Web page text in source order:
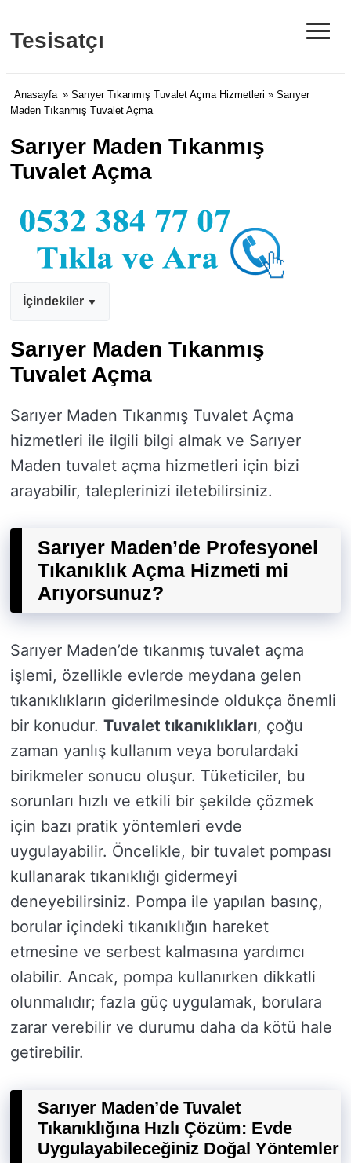
Tesisatçı ≡
Anasayfa » Sarıyer Tıkanmış Tuvalet Açma Hizmetleri » Sarıyer
Maden Tıkanmış Tuvalet Açma
Sarıyer Maden Tıkanmış
Tuvalet Açma
İçindekiler
Sarıyer Maden Tıkanmış
Tuvalet Açma
Sarıyer Maden Tıkanmış Tuvalet Açma
hizmetleri ile ilgili bilgi almak ve Sarıyer
Maden tuvalet açma hizmetleri için bizi
arayabilir, taleplerinizi iletebilirsiniz.
Sarıyer Maden’de Profesyonel
Tıkanıklık Açma Hizmeti mi
Arıyorsunuz?
Sarıyer Maden’de tıkanmış tuvalet açma
işlemi, özellikle evlerde meydana gelen
tıkanıklıkların giderilmesinde oldukça önemli
bir konudur. Tuvalet tıkanıklıkları, çoğu
zaman yanlış kullanım veya borulardaki
birikmeler sonucu oluşur. Tüketiciler, bu
sorunları hızlı ve etkili bir şekilde çözmek
için bazı pratik yöntemleri evde
uygulayabilir. Öncelikle, bir tuvalet pompası
kullanarak tıkanıklığı gidermeyi
deneyebilirsiniz. Pompa ile yapılan basınç,
borular içindeki tıkanıklığın hareket
etmesine ve serbest kalmasına yardımcı
olabilir. Ancak, pompa kullanırken dikkatli
olunmalıdır; fazla güç uygulamak, borulara
zarar verebilir ve durumu daha da kötü hale
getirebilir.
Sarıyer Maden’de Tuvalet
Tıkanıklığına Hızlı Çözüm: Evde
Uygulayabileceğiniz Doğal Yöntemler